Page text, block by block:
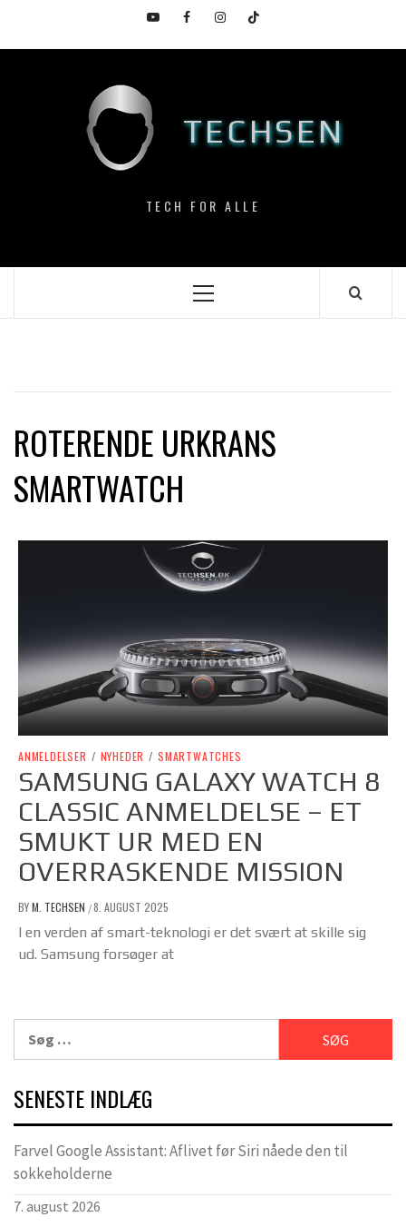
content
YouTubeFacebookInstagramTikTok
TECHSEN
TECH FOR ALLE
Primary
ROTERENDE URKRANS
SMARTWATCH
ANMELDELSER / NYHEDER / SMARTWATCHES
SAMSUNG GALAXY WATCH 8
CLASSIC ANMELDELSE – ET
SMUKT UR MED EN
OVERRASKENDE MISSION
BYM. TECHSEN /8. AUGUST 2025
I en verden af smart-teknologi er det svært at skille sig
ud. Samsung forsøger at
efter:
SENESTE INDLÆG
Farvel Google Assistant: Aflivet før Siri nåede den til
sokkeholderne
7. august 2026